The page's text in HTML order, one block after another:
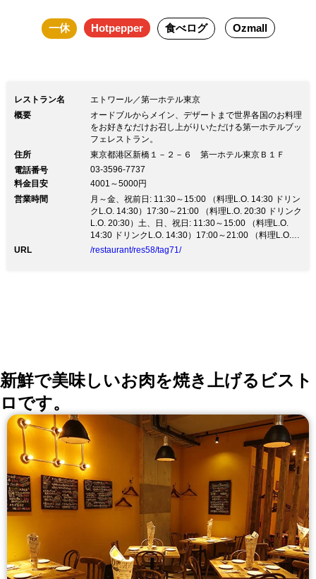
一休 Hotpepper 食べログ Ozmall
レストラン名
エトワール／第一ホテル東京
概要
オードブルからメイン、デザートまで世界各国のお料理
をお好きなだけお召し上がりいただける第一ホテルブッ
フェレストラン。
住所
東京都港区新橋１－２－６ 第一ホテル東京Ｂ１Ｆ
電話番号
03-3596-7737
料金目安
4001～5000円
営業時間
月～金、祝前日: 11:30～15:00 （料理L.O. 14:30 ドリン
クL.O. 14:30）17:30～21:00 （料理L.O. 20:30 ドリンク
L.O. 20:30）土、日、祝日: 11:30～15:00 （料理L.O.
14:30 ドリンクL.O. 14:30）17:00～21:00 （料理L.O.
20:30 ドリンクL.O. 20:30）
URL /restaurant/res58/tag71/
新鮮で美味しいお肉を焼き上げるビスト
ロです。